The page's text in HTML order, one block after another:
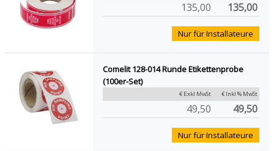
135,00 135,00
Nur für Installateure
Comelit 128-014 Runde Etikettenprobe
(100er-Set)
€ Exkl MwSt € Inkl % MwSt
49,50 49,50
Nur für Installateure